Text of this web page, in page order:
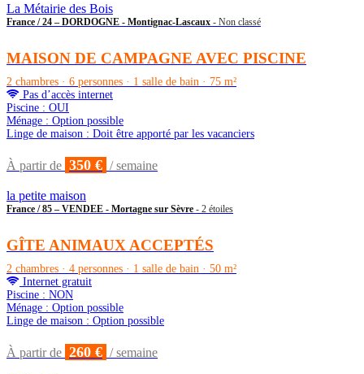
La Métairie des Bois
France / 24 – DORDOGNE - Montignac-Lascaux - Non classé
MAISON DE CAMPAGNE AVEC PISCINE
2 chambres · 6 personnes · 1 salle de bain · 75 m²
Pas d’accès internet
Piscine : OUI
Ménage : Option possible
Linge de maison : Doit être apporté par les vacanciers
À partir de 350 € / semaine
la petite maison
France / 85 – VENDEE - Mortagne sur Sèvre - 2 étoiles
GÎTE ANIMAUX ACCEPTÉS
2 chambres · 4 personnes · 1 salle de bain · 50 m²
Internet gratuit
Piscine : NON
Ménage : Option possible
Linge de maison : Option possible
À partir de 260 € / semaine